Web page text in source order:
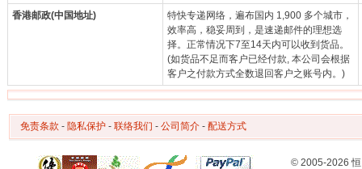
香港邮政(中国地址)
特快专递网络，遍布国内 1,900 多个城市，
效率高，稳妥周到，是速递邮件的理想选
择。正常情况下7至14天内可以收到货品。
(如货品不足而客户已经付款, 本公司会根据
客户之付款方式全数退回客户之账号内。)
免责条款 - 隐私保护 - 联络我们 - 公司简介 - 配送方式
© 2005-2026 恒